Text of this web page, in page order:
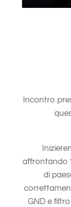
Incontro
affrontando
di
GND e